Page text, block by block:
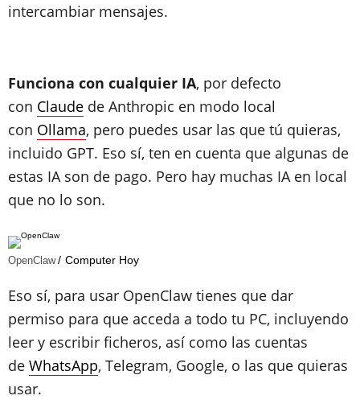
intercambiar mensajes.
Funciona con cualquier IA, por defecto
con Claude de Anthropic en modo local
con Ollama, pero puedes usar las que tú quieras,
incluido GPT. Eso sí, ten en cuenta que algunas de
estas IA son de pago. Pero hay muchas IA en local
que no lo son.
OpenClaw Computer Hoy
Eso sí, para usar OpenClaw tienes que dar
permiso para que acceda a todo tu PC, incluyendo
leer y escribir ficheros, así como las cuentas
de WhatsApp, Telegram, Google, o las que quieras
usar.